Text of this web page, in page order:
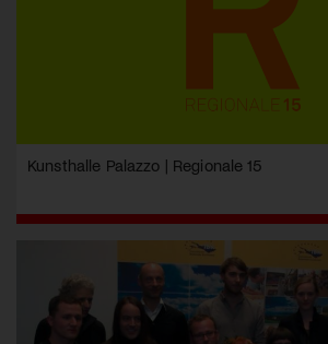
Kunsthalle Palazzo | Regionale 15